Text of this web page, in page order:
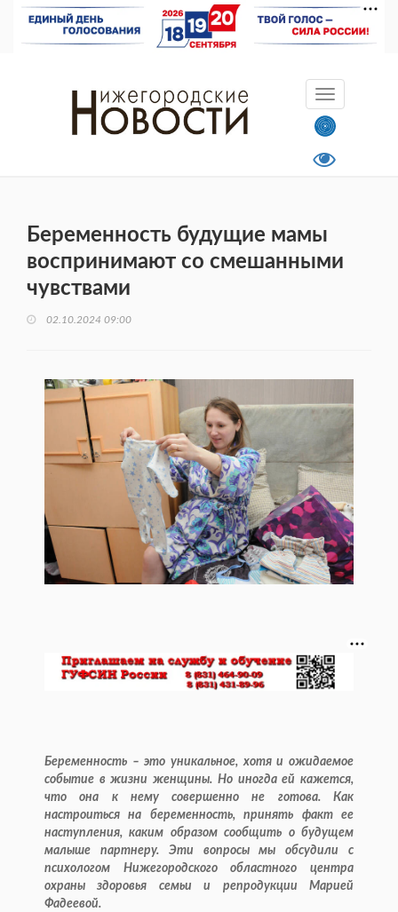
Беременность будущие мамы
воспринимают со смешанными
чувствами
02.10.2024 09:00
Беременность – это уникальное, хотя и ожидаемое
событие в жизни женщины. Но иногда ей кажется,
что она к нему совершенно не готова. Как
настроиться на беременность, принять факт ее
наступления, каким образом сообщить о будущем
малыше партнеру. Эти вопросы мы обсудили с
психологом Нижегородского областного центра
охраны здоровья семьи и репродукции Марией
Фадеевой.